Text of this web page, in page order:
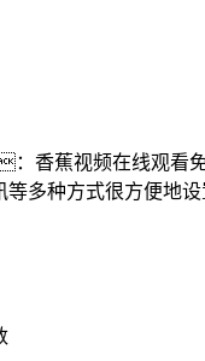
蕉视频在线观看
等多种方式很方便